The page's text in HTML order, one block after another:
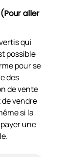
aller
qui
possible
pour se
des
de vente
vendre
si la
une